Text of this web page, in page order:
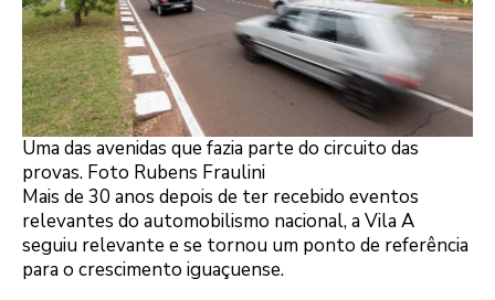
Uma das avenidas que fazia parte do circuito das
provas. Foto Rubens Fraulini
Mais de 30 anos depois de ter recebido eventos
relevantes do automobilismo nacional, a Vila A
seguiu relevante e se tornou um ponto de referência
para o crescimento iguaçuense.